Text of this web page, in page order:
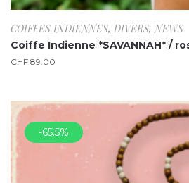
COIFFES INDIENNES, DIVERS,NEWS
Coiffe Indienne *SAVANNAH* /
CHF 89.00
-65.5%